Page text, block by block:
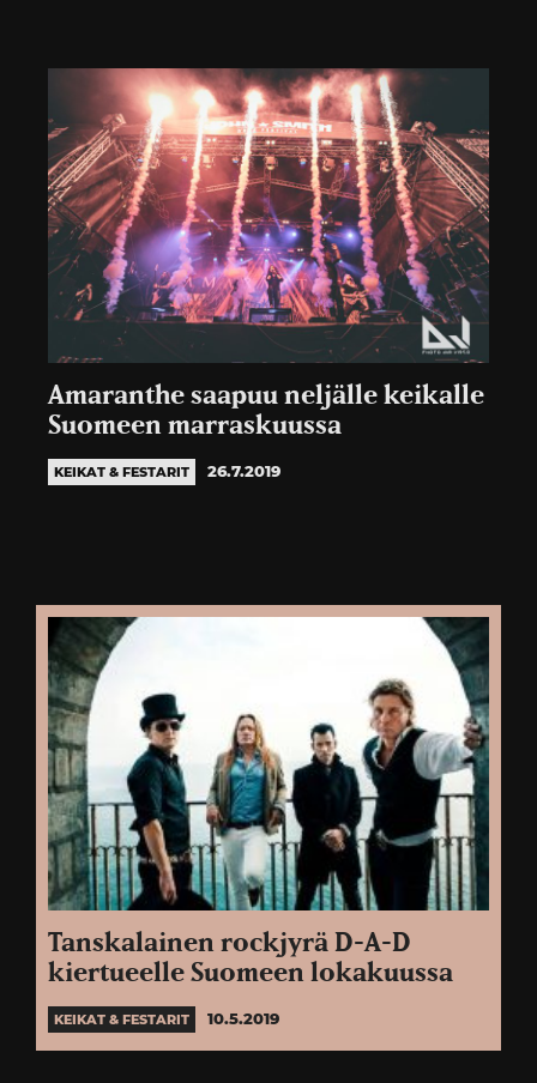
Amaranthe saapuu neljälle keikalle
Suomeen marraskuussa
KEIKAT & FESTARIT 26.7.2019
Tanskalainen rockjyrä D-A-D
kiertueelle Suomeen lokakuussa
KEIKAT & FESTARIT 10.5.2019